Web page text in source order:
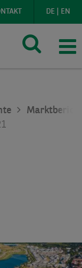
DE EN